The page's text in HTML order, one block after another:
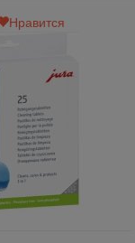
Нравится